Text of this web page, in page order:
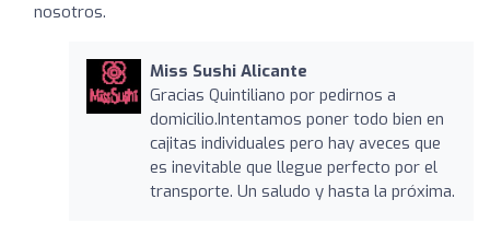
nosotros.
Miss Sushi Alicante
Gracias Quintiliano por pedirnos a
domicilio.Intentamos poner todo bien en
cajitas individuales pero hay aveces que
es inevitable que llegue perfecto por el
transporte. Un saludo y hasta la próxima.